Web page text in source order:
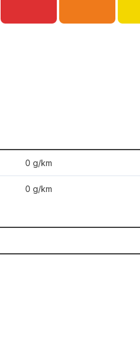
0 g/km
0 g/km